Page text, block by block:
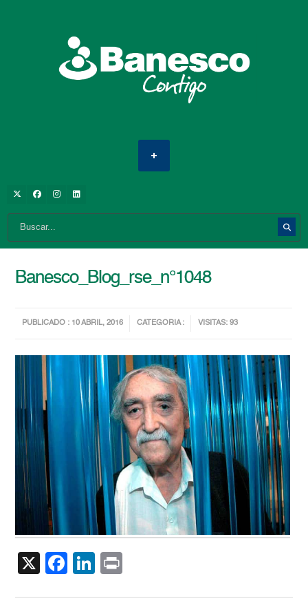
Banesco_Blog_rse_n°1048
PUBLICADO : 10 ABRIL, 2016 CATEGORIA : VISITAS: 93
X Facebook
LinkedIn